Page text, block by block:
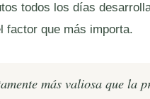
todos los días
factor que más importa.
más valiosa que la